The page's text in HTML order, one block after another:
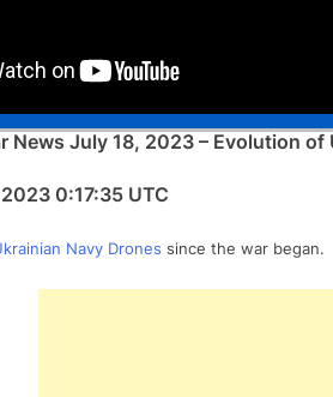
News July 18, 2023 – Evolution
0:17:35 UTC
Navy Drones since the war began.